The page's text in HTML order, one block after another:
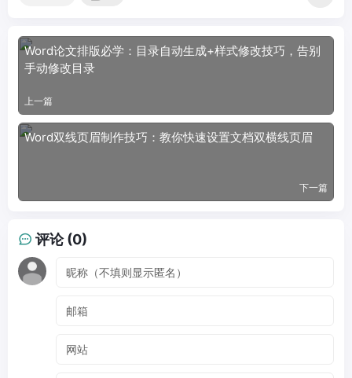
Word论文排版必学：目录自动生成+样式修改技巧，告别
手动修改目录
上一篇
Word双线页眉制作技巧：教你快速设置文档双横线页眉
下一篇
评论 (0)